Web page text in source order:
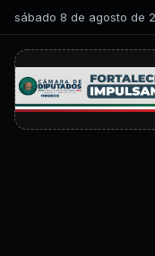
sábado 8 de agosto de